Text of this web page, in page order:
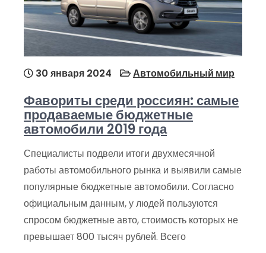
30 января 2024 Автомобильный мир
Фавориты среди россиян: самые
продаваемые бюджетные
автомобили 2019 года
Специалисты подвели итоги двухмесячной
работы автомобильного рынка и выявили самые
популярные бюджетные автомобили. Согласно
официальным данным, у людей пользуются
спросом бюджетные авто, стоимость которых не
превышает 800 тысяч рублей. Всего